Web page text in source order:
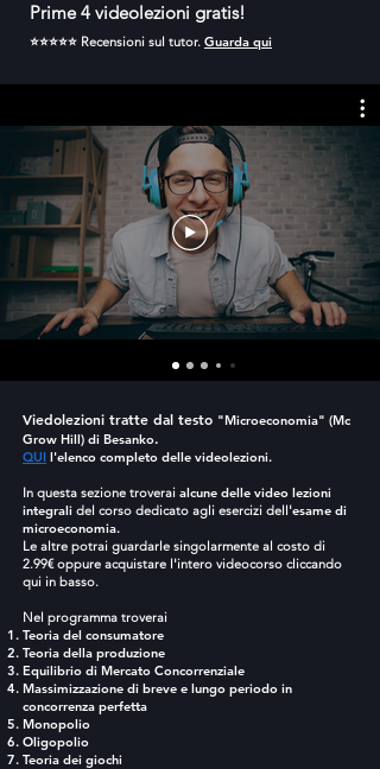
Prime 4 videolezioni gratis!
⭐️⭐️⭐️⭐️⭐️ Recensioni sul tutor. Guarda qui
Viedolezioni tratte dal testo "Microeconomia" (Mc
Grow Hill) di Besanko.
QUI l'elenco completo delle videolezioni.
In questa sezione troverai alcune delle video lezioni
integrali del corso dedicato agli esercizi dell'esame di
microeconomia.
Le altre potrai guardarle singolarmente al costo di
2.99€ oppure acquistare l'intero videocorso cliccando
qui in basso.
Nel programma troverai
Teoria del consumatore
Teoria della produzione
Equilibrio di Mercato Concorrenziale
Massimizzazione di breve e lungo periodo in
concorrenza perfetta
Monopolio
Oligopolio
Teoria dei giochi